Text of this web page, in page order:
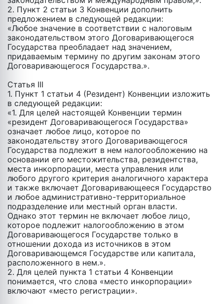
2. Пункт 2 статьи 3 Конвенции дополнить
предложением в следующей редакции:
«Любое значение в соответствии c налоговым
законодательством этого Договаривающегося
Государства преобладает над значением,
придаваемым термину по другим законам этого
Договаривающегося Государства.».
Статья III
1. Пункт 1 статьи 4 (Резидент) Конвенции изложить
в следующей редакции:
«1. Для целей настоящей Конвенции термин
«резидент Договаривающегося Государства»
означает любое лицо, которое по
законодательству этого Договаривающегося
Государства подлежит в нем налогообложению на
основании его местожительства, резидентства,
места инкорпорации, места управления или
любого другого критерия аналогичного характера
и также включает Договаривающееся Государство
и любое административно-территориальное
подразделение или местный орган власти.
Однако этот термин не включает любое лицо,
которое подлежит налогообложению в этом
Договаривающегося Государстве только в
отношении дохода из источников в этом
Договаривающемся Государстве или капитала,
расположенного в нем.».
2. Для целей пункта 1 статьи 4 Конвенции
понимается, что слова «место инкорпорации»
включают «место регистрации».